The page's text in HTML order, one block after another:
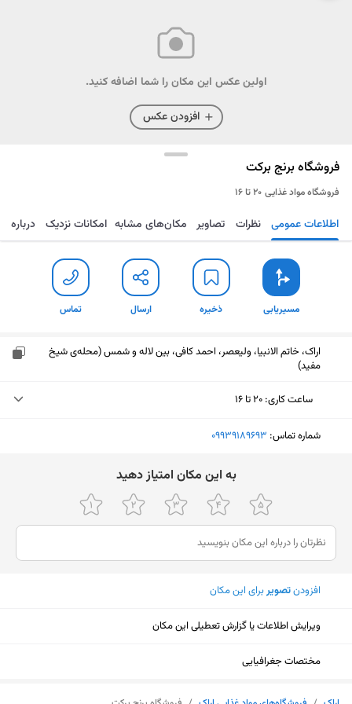
اولین عکس این مکان را شما اضافه کنید.
افزودن عکس
فروشگاه برنج برکت
فروشگاه مواد غذایی ۲۰ تا ۱۶
مسیریابی ذخیره ارسال تماس اطلاعات عمومی نظرات تصاویر مکان‌های مشابه امکانات نزدیک درباره
مسیریابی ذخیره ارسال تماس
اراک، خاتم الانبیا، ولیعصر، احمد کافی، بین لاله و شمس (محله‌ی شیخ
مفید)
ساعت کاری: ۲۰ تا ۱۶
دوشنبه (امروز)
پنجشنبه
۲۰ تا ۱۶
جمعه
۱۶ تا ۲۰
شنبه
یکشنبه
شماره تماس: ‎09939189693
ﺑﻪ اﯾﻦ ﻣﮑﺎن اﻣﺘﯿﺎز دﻫﯿﺪ
افزودنتصویربرای این مکان
ویرایش اطلاعات یا گزارش تعطیلی این مکان
مختصات جغرافیایی